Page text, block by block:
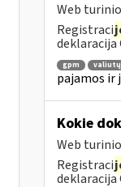
Web
Registraci
deklaracija
gpm
pajamos ir
Kokie
Web
Registraci
deklaracija